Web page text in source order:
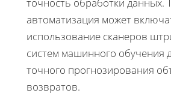
автоматизация может
использование сканеров
систем машинного обучения
точного прогнозирования
возвратов.